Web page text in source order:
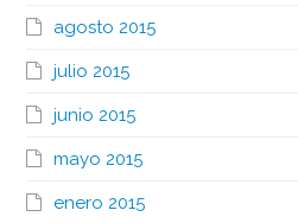
agosto 2015
julio 2015
junio 2015
mayo 2015
enero 2015